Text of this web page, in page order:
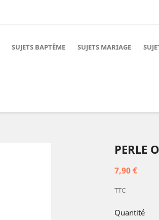
SUJETS BAPTÊME SUJETS MARIAGE
PERLE
7,90 €
TTC
Quantité